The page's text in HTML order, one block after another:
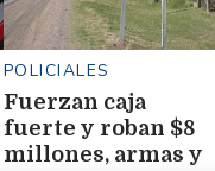
POLICIALES
Fuerzan caja
fuerte y roban $8
millones, armas y